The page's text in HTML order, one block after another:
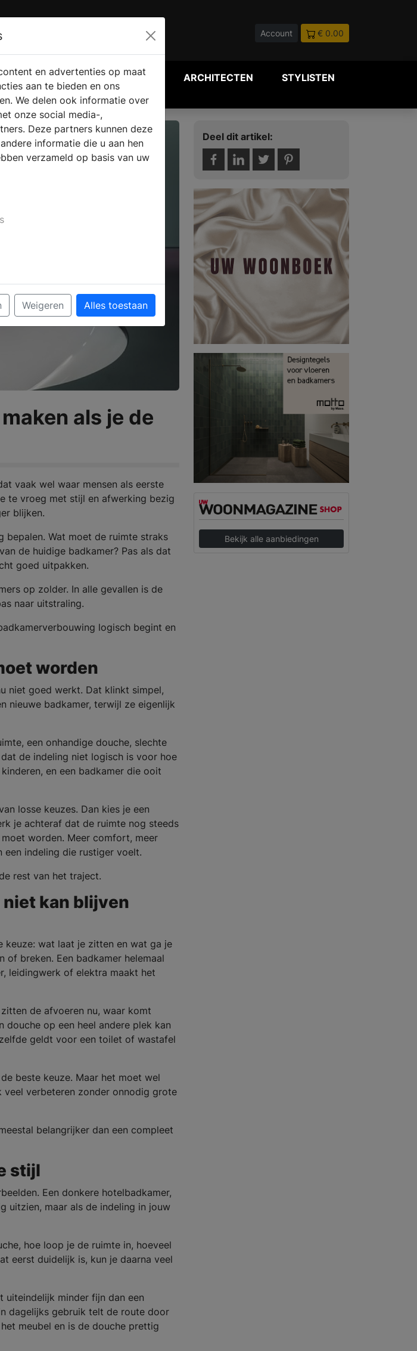
Account € 0.00
WEBSHOP ARCHITECTEN STYLISTEN
als je de
vaak wel waar mensen als eerste
te vroeg met stijl en afwerking bezig
blijken.
bepalen. Wat moet de ruimte straks
de huidige badkamer? Pas als dat
goed uitpakken.
op zolder. In alle gevallen is de
naar uitstraling.
logisch begint en
worden
niet goed werkt. Dat klinkt simpel,
nieuwe badkamer, terwijl ze eigenlijk
een onhandige douche, slechte
de indeling niet logisch is voor hoe
en een badkamer die ooit
losse keuzes. Dan kies je een
je achteraf dat de ruimte nog steeds
worden. Meer comfort, meer
een indeling die rustiger voelt.
rest van het traject.
niet kan blijven
wat laat je zitten en wat ga je
of breken. Een badkamer helemaal
leidingwerk of elektra maakt het
de afvoeren nu, waar komt
douche op een heel andere plek kan
geldt voor een toilet of wastafel
beste keuze. Maar het moet wel
veel verbeteren zonder onnodig grote
belangrijker dan een compleet
stijl
Een donkere hotelbadkamer,
uitzien, maar als de indeling in jouw
hoe loop je de ruimte in, hoeveel
eerst duidelijk is, kun je daarna veel
uiteindelijk minder fijn dan een
dagelijks gebruik telt de route door
meubel en is de douche prettig
Deel dit artikel:
Bekijk alle aanbiedingen
en advertenties op maat
aan te bieden en ons
We delen ook informatie over
onze social media-,
Deze partners kunnen deze
informatie die u aan hen
verzameld op basis van uw
Weigeren Alles toestaan